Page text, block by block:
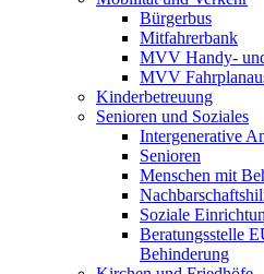
Bürgerbus
Mitfahrerbank
MVV Handy-
MVV
Kinderbetreuung
Senioren und Soziales
Intergenerative
Senioren
Menschen mit
Soziale
Beratungsstelle
Behinderung